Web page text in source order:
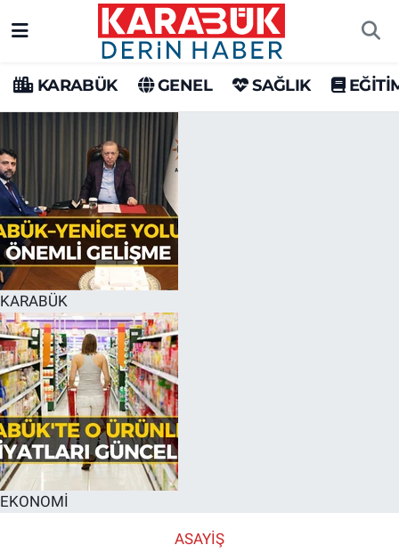
KARABÜK GENEL SAĞLIK
KARABÜK
EKONOMİ
ASAYIŞ
Karabük Hava Durumu
Karabük Trafik Yoğunluk Haritası
Süper Lig Puan Durumu ve Fikstür
Tüm Manşetler
Son Dakika Haberleri
Haber Arşivi